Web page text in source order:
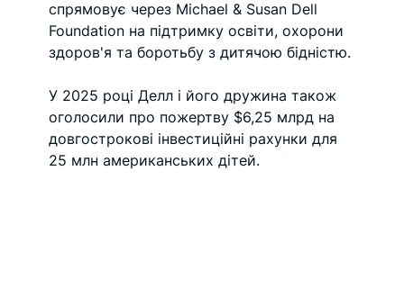
спрямовує через Michael & Susan Dell
Foundation на підтримку освіти, охорони
здоров'я та боротьбу з дитячою бідністю.
У 2025 році Делл і його дружина також
оголосили про пожертву $6,25 млрд на
довгострокові інвестиційні рахунки для
25 млн американських дітей.